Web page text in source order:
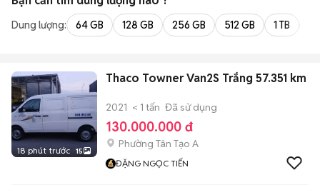
Dung lượng: 64 GB 128 GB 256 GB 512 GB 1 TB
18 phút trước 15
Thaco Towner Van2S Trắng 57.351 km
2021 < 1 tấn Đã sử dụng
130.000.000 đ
Phường Tân Tạo A
ĐẶNG NGỌC TIẾN